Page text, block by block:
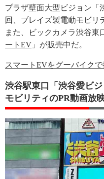
プラザ壁面大型ビジョン「
回、ブレイズ製電動モビリ
また、ビックカメラ渋谷東
ートEV 」が販売中だ。
スマートEVをグーバイクで
渋谷駅東口「渋谷愛ビ
モビリティのPR動画放